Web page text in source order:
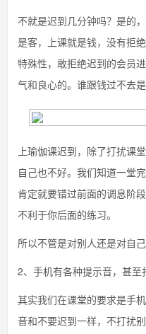
不就是迟到几分钟吗？是的
是客，上课就是钱，没有拒
特殊性，敢拒绝迟到的会员
气和良心的。谁跟钱过不去是
上瑜伽课迟到，除了打扰课
自己也不好。我们知道一堂
肯定就要错过前面的调息阶
不利于你后面的练习。
所以不管是对别人还是对自己
2、手机有各种提示音，甚至
其实我们在课堂的要求是手
音和不要迟到一样，不打扰